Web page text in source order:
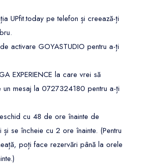
UPfit.today pe telefon și creează-ți
activare GOYASTUDIO pentru a-ți
EXPERIENCE la care vrei să
un mesaj la 0727324180 pentru a-ți
cu 48 de ore înainte de
se încheie cu 2 ore înainte. (Pentru
poți face rezervări până la orele